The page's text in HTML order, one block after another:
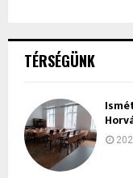
TÉRSÉGÜNK